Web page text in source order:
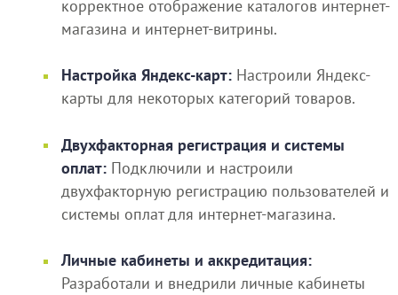
корректное отображение каталогов интернет-
магазина и интернет-витрины.
Настройка Яндекс-карт:Настроили Яндекс-
карты для некоторых категорий товаров.
Двухфакторная регистрация и системы
оплат:Подключили и настроили
двухфакторную регистрацию пользователей и
системы оплат для интернет-магазина.
Личные кабинеты и аккредитация:
Разработали и внедрили личные кабинеты